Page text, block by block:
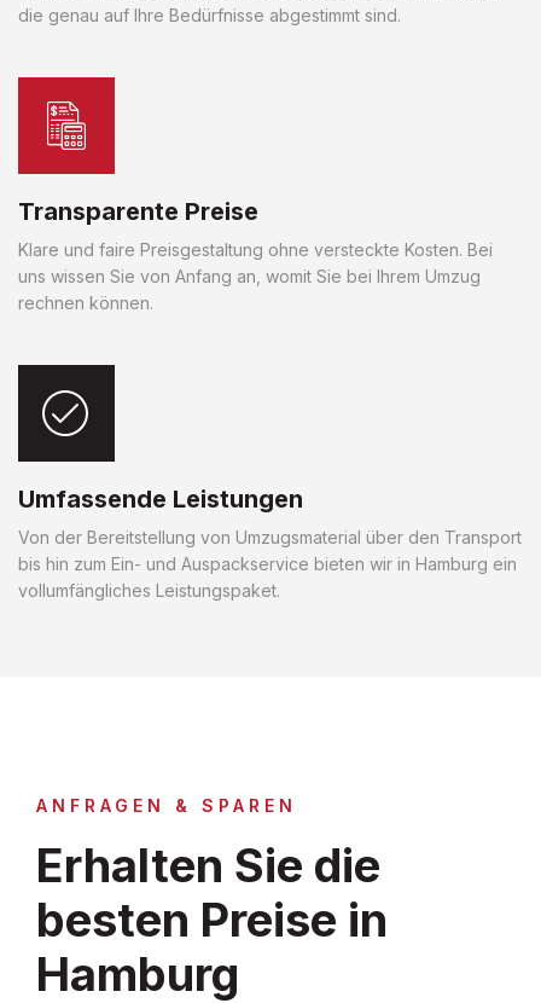
die genau auf Ihre Bedürfnisse abgestimmt sind.
Transparente Preise
Klare und faire Preisgestaltung ohne versteckte Kosten. Bei
uns wissen Sie von Anfang an, womit Sie bei Ihrem Umzug
rechnen können.
Umfassende Leistungen
Von der Bereitstellung von Umzugsmaterial über den Transport
bis hin zum Ein- und Auspackservice bieten wir in Hamburg ein
vollumfängliches Leistungspaket.
ANFRAGEN & SPAREN
Erhalten Sie die
besten Preise in
Hamburg